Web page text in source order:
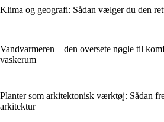
Klima og geografi: Sådan vælger du den
Vandvarmeren – den oversete nøgle til
vaskerum
Planter som arkitektonisk værktøj: Sådan
arkitektur